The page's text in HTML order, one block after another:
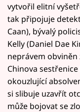
vytvořil elitní
tak připojuje
Caan), bývalý
Kelly (Daniel Dae
neprávem
Chinova
okouzlující
si slibuje uzavřít
může bojovat se